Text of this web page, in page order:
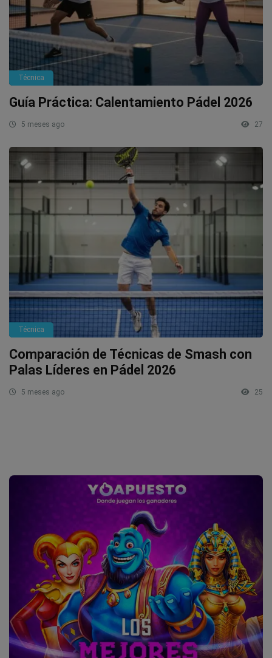
Técnica
Guía Práctica: Calentamiento Pádel 2026
5 meses ago 27
Técnica
Comparación de Técnicas de Smash con
Palas Líderes en Pádel 2026
5 meses ago 25